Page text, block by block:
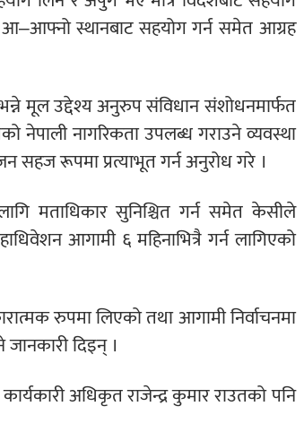
स्थानबाट सहयोग गर्न समेत आग्रह
मूल उद्देश्य अनुरुप संविधान संशोधनमार्फत
नेपाली नागरिकता उपलब्ध गराउने व्यवस्था
सहज रूपमा प्रत्याभूत गर्न अनुरोध गरे ।
मताधिकार सुनिश्चित गर्न समेत केसीले
आगामी ६ महिनाभित्रै गर्न लागिएको
रुपमा लिएको तथा आगामी निर्वाचनमा
दिइन् ।
अधिकृत राजेन्द्र कुमार राउतको पनि